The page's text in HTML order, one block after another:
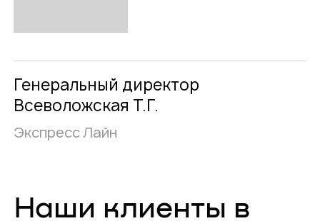
Генеральный директор
Всеволожская Т.Г.
Экспресс Лайн
Наши клиенты в